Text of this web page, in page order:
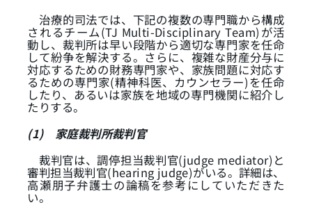
治療的司法では、下記の複数の専門職から構成
されるチーム(TJ Multi-Disciplinary Team)が活
動し、裁判所は早い段階から適切な専門家を任命
して紛争を解決する。さらに、複雑な財産分与に
対応するための財務専門家や、家族問題に対応す
るための専門家(精神科医、カウンセラー)を任命
したり、あるいは家族を地域の専門機関に紹介し
たりする。
(1)
家庭裁判所裁判官
裁判官は、調停担当裁判官(judge mediator)と
審判担当裁判官(hearing judge)がいる。詳細は、
高瀬朋子弁護士の論稿を参考にしていただきた
い。